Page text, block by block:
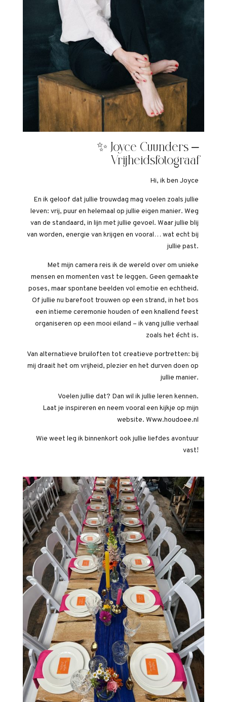
✨ Joyce Cuunders –
Vrijheidsfotograaf
Hi, ik ben Joyce
En ik geloof dat jullie trouwdag mag voelen zoals jullie
leven: vrij, puur en helemaal op jullie eigen manier. Weg
van de standaard, in lijn met jullie gevoel. Waar jullie blij
van worden, energie van krijgen en vooral… wat echt bij
jullie past.
Met mijn camera reis ik de wereld over om unieke
mensen en momenten vast te leggen. Geen gemaakte
poses, maar spontane beelden vol emotie en echtheid.
Of jullie nu barefoot trouwen op een strand, in het bos
een intieme ceremonie houden of een knallend feest
organiseren op een mooi eiland – ik vang jullie verhaal
zoals het écht is.
Van alternatieve bruiloften tot creatieve portretten: bij
mij draait het om vrijheid, plezier en het durven doen op
jullie manier.
Voelen jullie dat? Dan wil ik jullie leren kennen.
Laat je inspireren en neem vooral een kijkje op mijn
website. Www.houdoee.nl
Wie weet leg ik binnenkort ook jullie liefdes avontuur
vast!